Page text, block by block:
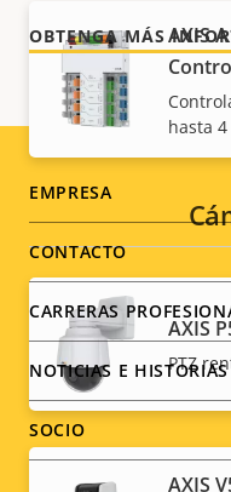
AXIS
hasta
AXIS
PTZ
AXIS
Footer
menu
EMPRESA
CONTACTO
CARRERAS
NOTICIAS E HISTORIAS
SOCIO